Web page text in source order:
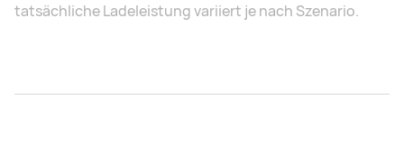
tatsächliche Ladeleistung variiert je nach Szenario.